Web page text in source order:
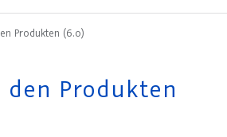
Produkten (6.0)
den Produkten